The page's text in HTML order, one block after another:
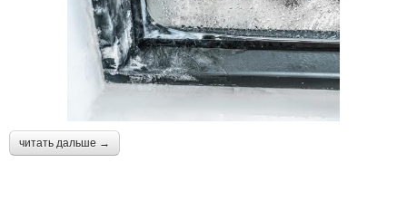
читать дальше →